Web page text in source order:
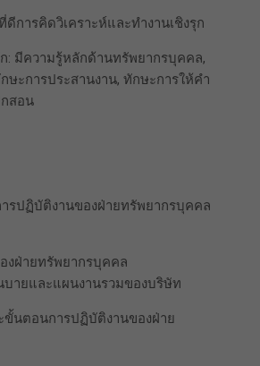
ดีการคิดวิเคราะห์และทำงานเชิงรุก
: มีความรู้หลักด้านทรัพยากรบุคคล,
ษะการประสานงาน, ทักษะการให้คำ
สอน
รปฏิบัติงานของฝ่ายทรัพยากรบุคคล
งฝ่ายทรัพยากรบุคคล
ายและแผนงานรวมของบริษัท
ขั้นตอนการปฏิบัติงานของฝ่าย